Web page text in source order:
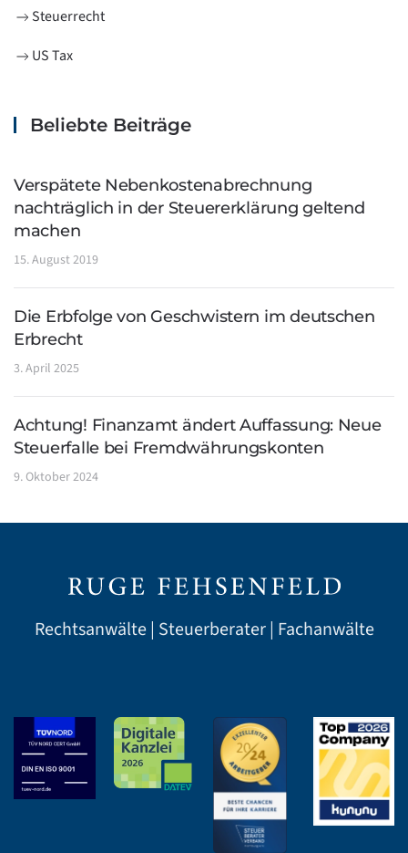
Steuerrecht
US Tax
Beliebte Beiträge
Verspätete Nebenkostenabrechnung
nachträglich in der Steuererklärung geltend
machen
15. August 2019
Die Erbfolge von Geschwistern im deutschen
Erbrecht
3. April 2025
Achtung! Finanzamt ändert Auffassung: Neue
Steuerfalle bei Fremdwährungskonten
9. Oktober 2024
Rechtsanwälte | Steuerberater | Fachanwälte